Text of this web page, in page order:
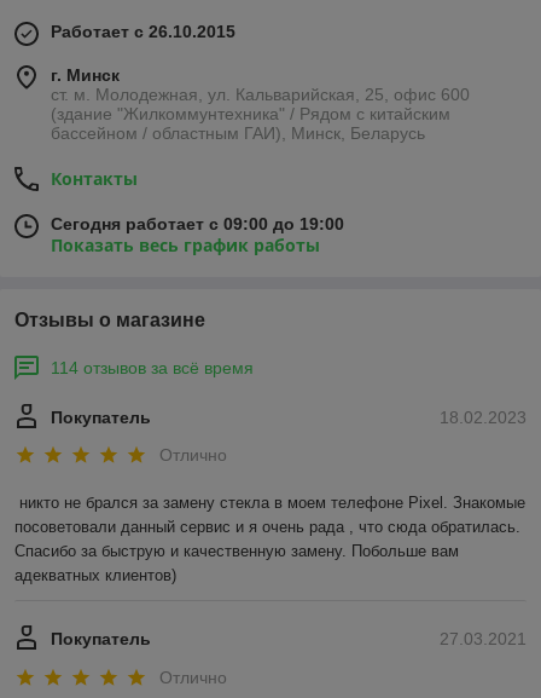
Работает с 26.10.2015
г. Минск
ст. м. Молодежная, ул. Кальварийская, 25, офис 600
(здание "Жилкоммунтехника" / Рядом с китайским
бассейном / областным ГАИ), Минск, Беларусь
Контакты
Сегодня работает с 09:00 до 19:00
Показать весь график работы
Отзывы о магазине
114 отзывов за всё время
18.02.2023
Покупатель
Отлично
никто не брался за замену стекла в моем телефоне Pixel. Знакомые
посоветовали данный сервис и я очень рада , что сюда обратилась.
Спасибо за быструю и качественную замену. Побольше вам
адекватных клиентов)
27.03.2021
Покупатель
Отлично